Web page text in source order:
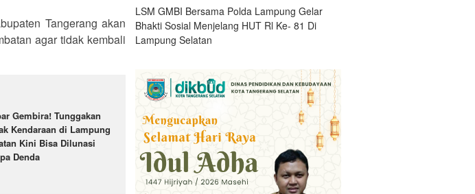
Tangerang akan
agar tidak kembali
Gembira! Tunggakan
Kendaraan di Lampung
Kini Bisa Dilunasi
Denda
LSM GMBI Bersama Polda Lampung Gelar
Bhakti Sosial Menjelang HUT Rl Ke- 81 Di
Lampung Selatan